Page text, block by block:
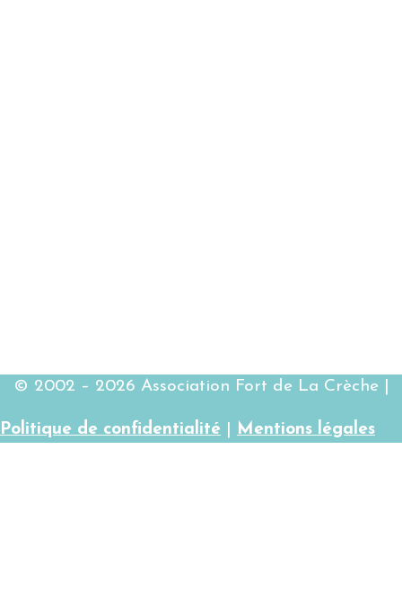
© 2002 – 2026 Association Fort de La Crèche |
Politique de confidentialité Mentions légales